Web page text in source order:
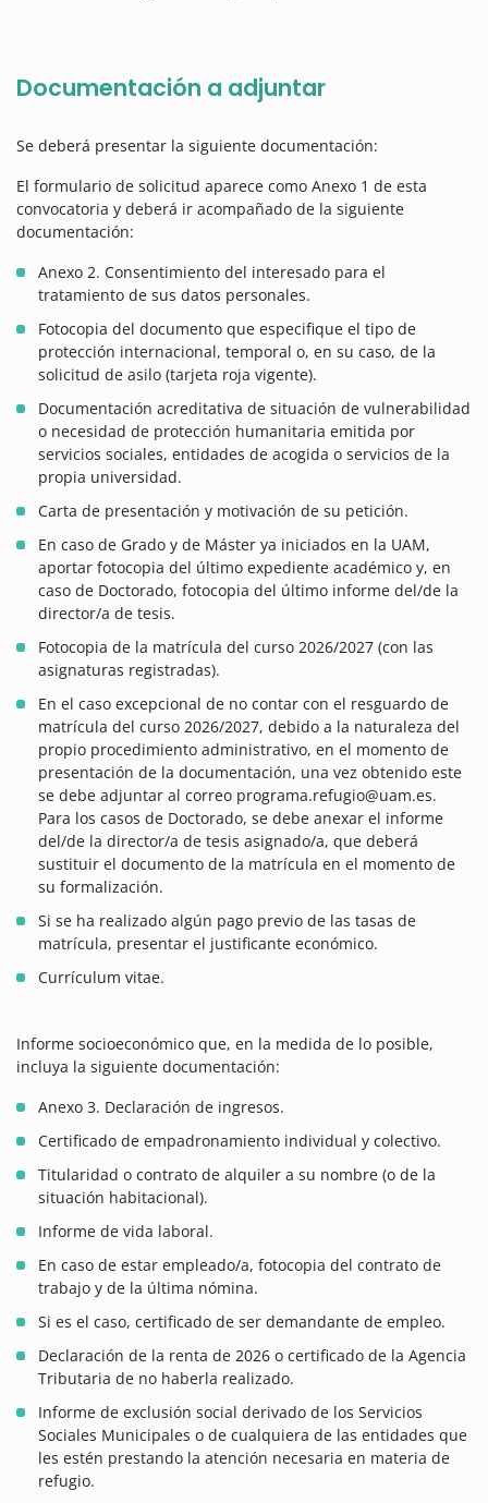
Documentación a adjuntar
Se deberá presentar la siguiente documentación:
El formulario de solicitud aparece como Anexo 1 de esta
convocatoria y deberá ir acompañado de la siguiente
documentación:
Anexo 2. Consentimiento del interesado para el
tratamiento de sus datos personales.
Fotocopia del documento que especifique el tipo de
protección internacional, temporal o, en su caso, de la
solicitud de asilo (tarjeta roja vigente).
Documentación acreditativa de situación de vulnerabilidad
o necesidad de protección humanitaria emitida por
servicios sociales, entidades de acogida o servicios de la
propia universidad.
Carta de presentación y motivación de su petición.
En caso de Grado y de Máster ya iniciados en la UAM,
aportar fotocopia del último expediente académico y, en
caso de Doctorado, fotocopia del último informe del/de la
director/a de tesis.
Fotocopia de la matrícula del curso 2026/2027 (con las
asignaturas registradas).
En el caso excepcional de no contar con el resguardo de
matrícula del curso 2026/2027, debido a la naturaleza del
propio procedimiento administrativo, en el momento de
presentación de la documentación, una vez obtenido este
se debe adjuntar al correo programa.refugio@uam.es.
Para los casos de Doctorado, se debe anexar el informe
del/de la director/a de tesis asignado/a, que deberá
sustituir el documento de la matrícula en el momento de
su formalización.
Si se ha realizado algún pago previo de las tasas de
matrícula, presentar el justificante económico.
Currículum vitae.
Informe socioeconómico que, en la medida de lo posible,
incluya la siguiente documentación:
Anexo 3. Declaración de ingresos.
Certificado de empadronamiento individual y colectivo.
Titularidad o contrato de alquiler a su nombre (o de la
situación habitacional).
Informe de vida laboral.
En caso de estar empleado/a, fotocopia del contrato de
trabajo y de la última nómina.
Si es el caso, certificado de ser demandante de empleo.
Declaración de la renta de 2026 o certificado de la Agencia
Tributaria de no haberla realizado.
Informe de exclusión social derivado de los Servicios
Sociales Municipales o de cualquiera de las entidades que
les estén prestando la atención necesaria en materia de
refugio.